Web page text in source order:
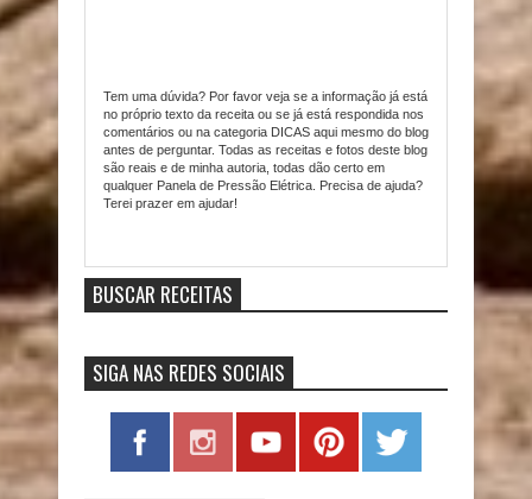
Tem uma dúvida? Por favor veja se a informação já está
no próprio texto da receita ou se já está respondida nos
comentários ou na categoria DICAS aqui mesmo do blog
antes de perguntar. Todas as receitas e fotos deste blog
são reais e de minha autoria, todas dão certo em
qualquer Panela de Pressão Elétrica. Precisa de ajuda?
Terei prazer em ajudar!
BUSCAR RECEITAS
SIGA NAS REDES SOCIAIS